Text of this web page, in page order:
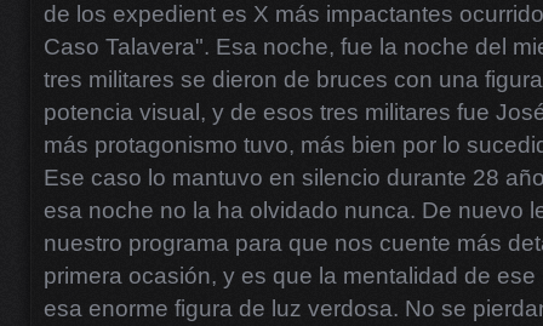
de los expedient es X más impactantes
Caso Talavera". Esa noche, fue la noche del
tres militares se dieron de bruces con una
potencia visual, y de esos tres militares fue
más protagonismo tuvo, más bien por lo
Ese caso lo mantuvo en silencio durante 28
esa noche no la ha olvidado nunca. De nuevo
nuestro programa para que nos cuente más
primera ocasión, y es que la mentalidad de
esa enorme figura de luz verdosa. No se